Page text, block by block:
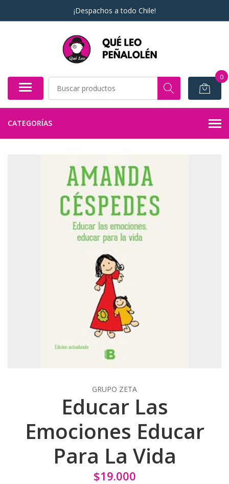
¡Despachos a todo Chile!
0
CATEGORÍAS
GRUPO ZETA
Educar Las
Emociones Educar
Para La Vida
$19.000